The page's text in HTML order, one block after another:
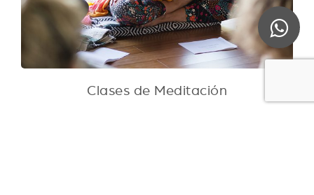
Clases de Meditación